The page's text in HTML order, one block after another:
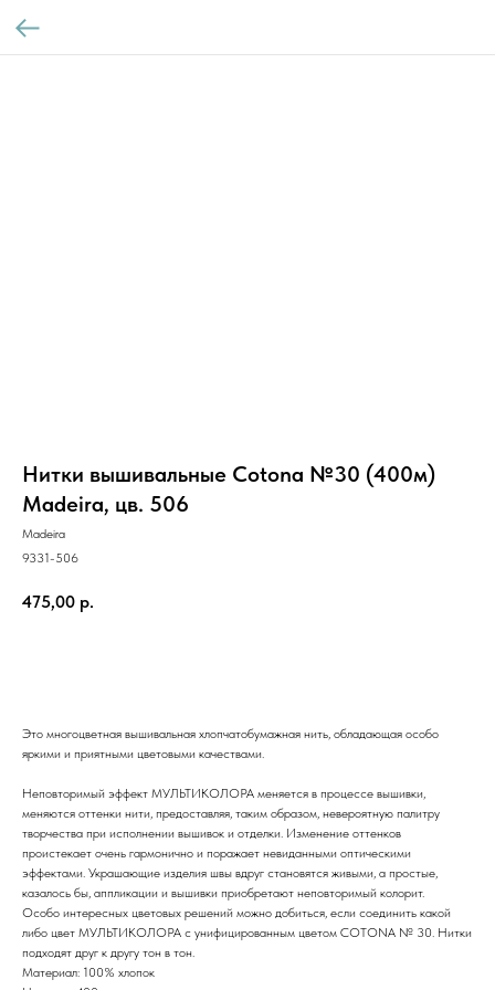
Нитки вышивальные Cotona №30 (400м)
Madeira, цв. 506
Madeira
9331-506
475,00 р.
Это многоцветная вышивальная хлопчатобумажная нить, обладающая особо
яркими и приятными цветовыми качествами.
Неповторимый эффект МУЛЬТИКОЛОРА меняется в процессе вышивки,
меняются оттенки нити, предоставляя, таким образом, невероятную палитру
творчества при исполнении вышивок и отделки. Изменение оттенков
проистекает очень гармонично и поражает невиданными оптическими
эффектами. Украшающие изделия швы вдруг становятся живыми, а простые,
казалось бы, аппликации и вышивки приобретают неповторимый колорит.
Особо интересных цветовых решений можно добиться, если соединить какой
либо цвет МУЛЬТИКОЛОРА с унифицированным цветом COTONA № 30. Нитки
подходят друг к другу тон в тон.
Материал: 100% хлопок